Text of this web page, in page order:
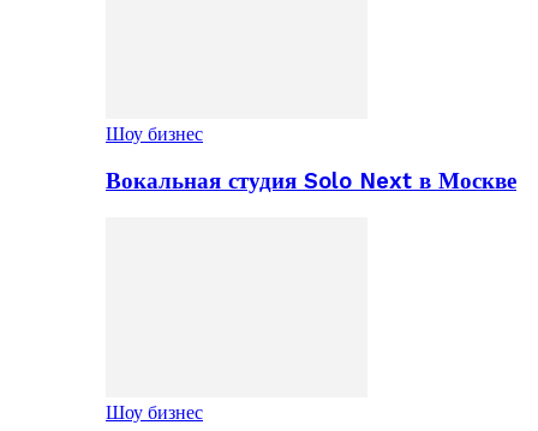
Шоу бизнес
Вокальная студия Solo Next в Москве
Шоу бизнес